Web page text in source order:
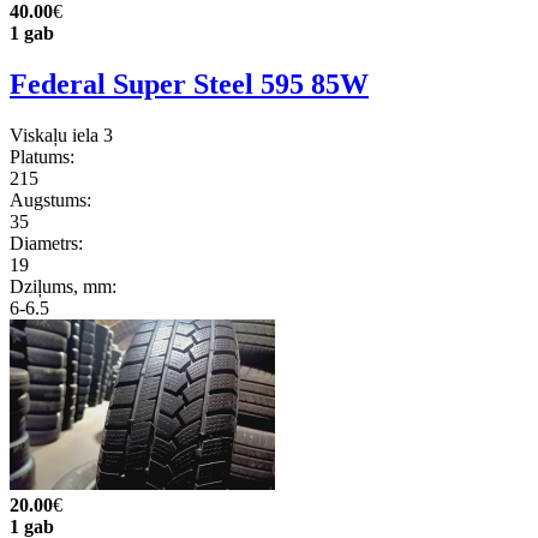
40.00€
1 gab
Federal Super Steel 595 85W
Viskaļu iela 3
Platums:
215
Augstums:
35
Diametrs:
19
Dziļums, mm:
6-6.5
20.00€
1 gab